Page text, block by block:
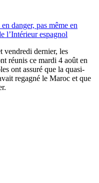
danger, pas même en
l’Intérieur espagnol
vendredi dernier, les
réunis ce mardi 4 août en
ont assuré que la quasi-
regagné le Maroc et que